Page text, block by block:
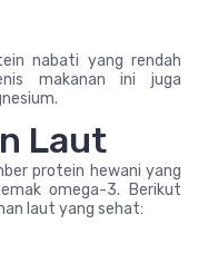
nabati yang rendah
makanan ini juga
Laut
protein hewani yang
omega-3. Berikut
laut yang sehat: